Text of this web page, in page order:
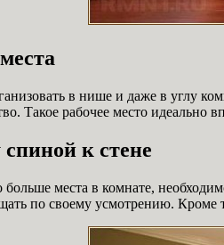
в нише и даже в углу
Такое рабочее место идеально
к стене
места в комнате,
по своему усмотрению. Кроме